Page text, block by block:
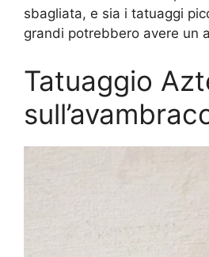
sbagliata, e sia i tatuaggi
grandi potrebbero avere un
Tatuaggio